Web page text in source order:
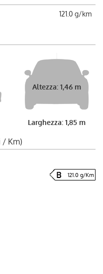
121.0 g/km
Altezza: 1,46 m
Larghezza: 1,85 m
/ Km)
121.0 g/Km